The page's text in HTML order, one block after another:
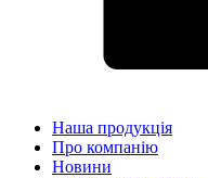
Наша продукція
Про компанію
Новини